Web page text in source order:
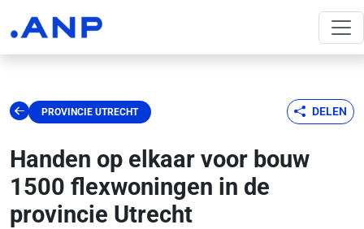
PROVINCIE UTRECHT DELEN
Handen op elkaar voor bouw
1500 flexwoningen in de
provincie Utrecht